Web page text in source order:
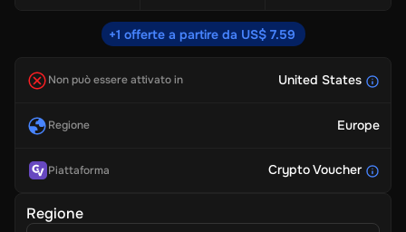
+1 offerte a partire da US$ 7.59
Non può essere attivato in United States
Regione Europe
Piattaforma Crypto Voucher
Regione